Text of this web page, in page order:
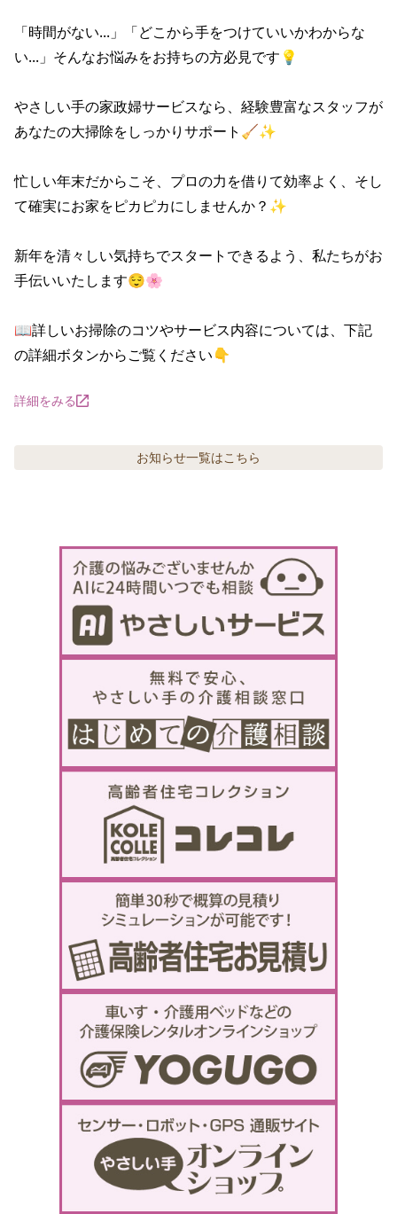
「時間がない...」「どこから手をつけていいかわからな
い...」そんなお悩みをお持ちの方必見です💡
やさしい手の家政婦サービスなら、経験豊富なスタッフが
あなたの大掃除をしっかりサポート🧹✨
忙しい年末だからこそ、プロの力を借りて効率よく、そし
て確実にお家をピカピカにしませんか？✨
新年を清々しい気持ちでスタートできるよう、私たちがお
手伝いいたします😌🌸
📖詳しいお掃除のコツやサービス内容については、下記
の詳細ボタンからご覧ください👇
詳細をみる
お知らせ一覧はこちら